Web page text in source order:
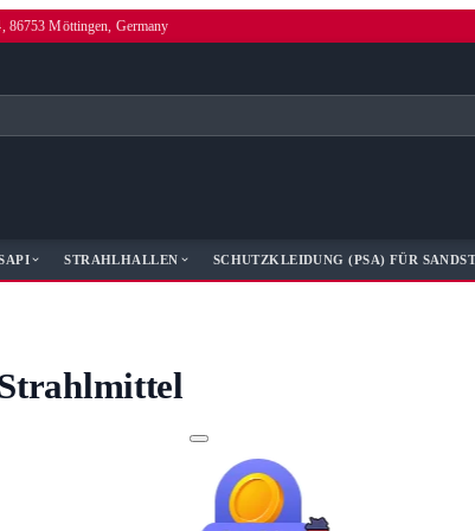
86753 Möttingen, Germany
STRAHLHALLEN SCHUTZKLEIDUNG (PSA) FÜR